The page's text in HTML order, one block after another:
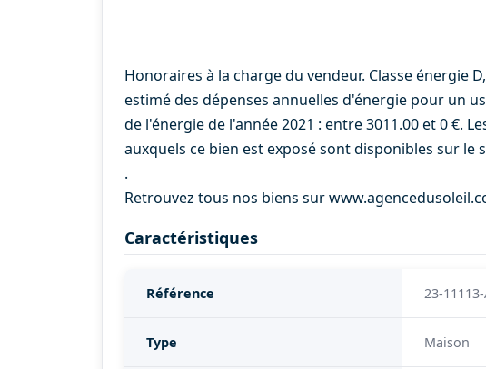
Honoraires à la charge du vendeur. Classe énergie
estimé des dépenses annuelles d'énergie pour un
de l'énergie de l'année 2021 : entre 3011.00 et 0 €.
auxquels ce bien est exposé sont disponibles sur le
.
Retrouvez tous nos biens sur
Caractéristiques
Référence 23-11113-
Type Maison